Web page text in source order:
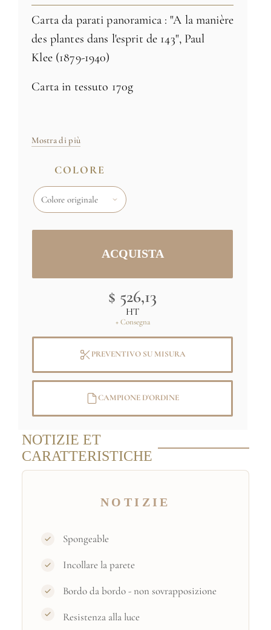
Carta da parati panoramica : "A la manière
des plantes dans l'esprit de 143", Paul
Klee (1879-1940)
Carta in tessuto 170g
Disponibile in 3 colori
consegnato in 4 strisce di 61 cm di
Dimensioni e colori specifici
Immagine originale: (C) RMN /
Collection Centre Pompidou
Mostra di più
COLORE
$ 526,13
HT
+ Consegna
PREVENTIVO SU MISURA
CAMPIONE D'ORDINE
NOTIZIE ET
CARATTERISTICHE
NOTIZIE
Spongeable
Incollare la parete
Bordo da bordo - non sovrapposizione
Resistenza alla luce